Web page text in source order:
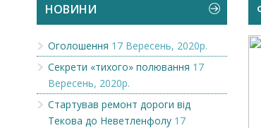
НОВИНИ
Оголошення 17 Вересень, 2020р.
Секрети «тихого» полювання 17
Вересень, 2020р.
Стартував ремонт дороги від
Текова до Неветленфолу 17